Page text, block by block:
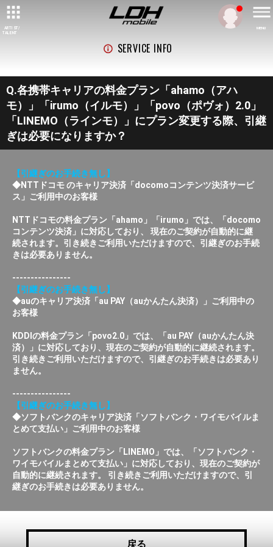
ARTIST/
TALENT
MENU
SERVICE INFO
Q.各携帯キャリアの料金プラン「ahamo（アハ
モ）」「irumo（イルモ）」「povo（ポヴォ）2.0」
「LINEMO（ラインモ）」にプラン変更する際、引継
ぎは必要になりますか？
【引継ぎのお手続き無し】
◆NTTドコモ のキャリア決済「docomoコンテンツ決済サービ
ス」ご利用中のお客様
NTTドコモの料金プラン「ahamo」「irumo」では、「docomo
コンテンツ決済」に対応しており、 現在のご契約が自動的に継
続されます。引き続きご利用いただけますので、引継ぎのお手続
きは必要ありません。
----------------
【引継ぎのお手続き無し】
◆auのキャリア決済「au PAY（auかんたん決済）」ご利用中の
お客様
KDDIの料金プラン「povo2.0」では、「au PAY（auかんたん決
済）」に対応しており、現在のご契約が自動的に継続されます。
引き続きご利用いただけますので、引継ぎのお手続きは必要あり
ません。
----------------
【引継ぎのお手続き無し】
◆ソフトバンクのキャリア決済「ソフトバンク・ワイモバイルま
とめて支払い」ご利用中のお客様
ソフトバンクの料金プラン「LINEMO」では、「ソフトバンク・
ワイモバイルまとめて支払い」に対応しており、現在のご契約が
自動的に継続されます。 引き続きご利用いただけますので、引
継ぎのお手続きは必要ありません。
戻る